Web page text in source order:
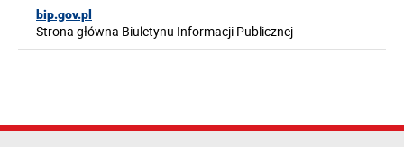
bip.gov.pl
Strona główna Biuletynu Informacji Publicznej